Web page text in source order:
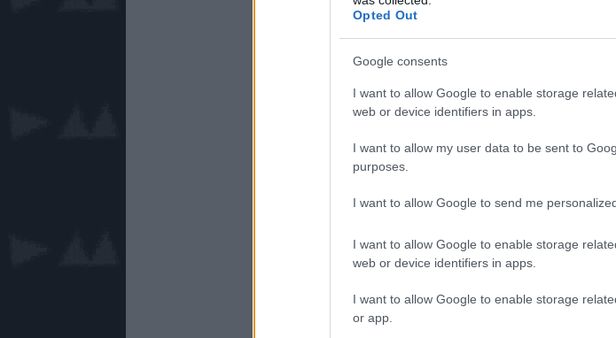
Opted Out
Google consents
I want to allow Google to enable storage
web or device identifiers in apps.
I want to allow my user data to be sent to
purposes.
I want to allow Google to send me
I want to allow Google to enable storage
web or device identifiers in apps.
I want to allow Google to enable storage
or app.